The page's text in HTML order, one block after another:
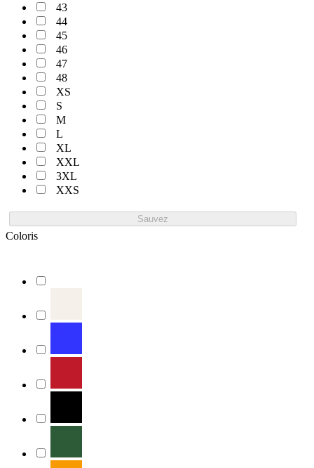
43
44
45
46
47
48
XS
S
M
L
XL
XXL
3XL
XXS
Sauvez
Coloris